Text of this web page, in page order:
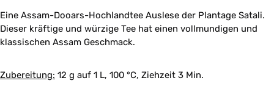
Eine Assam-Dooars-Hochlandtee Auslese der Plantage Satali.
Dieser kräftige und würzige Tee hat einen vollmundigen und
klassischen Assam Geschmack.
Zubereitung: 12 g auf 1 L, 100 °C, Ziehzeit 3 Min.